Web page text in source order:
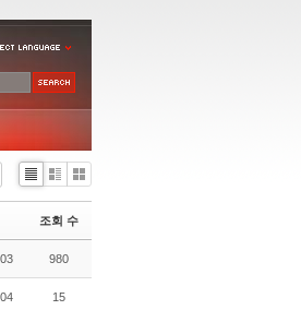
Li
Zi
e
G
le
조회 수
980
15